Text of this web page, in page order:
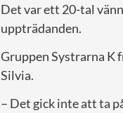
Det var ett 20-tal
uppträdanden.
Gruppen Systrarna K
Silvia.
– Det gick inte att ta